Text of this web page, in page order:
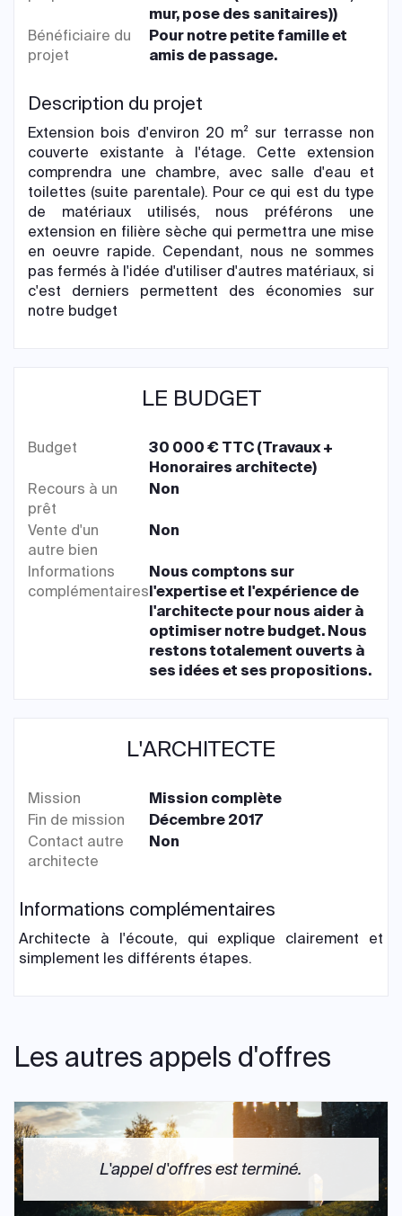
mur, pose des sanitaires))
Bénéficiaire du
projet
Pour notre petite famille et
amis de passage.
Description du projet
Extension bois d'environ 20 m² sur terrasse non
couverte existante à l'étage. Cette extension
comprendra une chambre, avec salle d'eau et
toilettes (suite parentale). Pour ce qui est du type
de matériaux utilisés, nous préférons une
extension en filière sèche qui permettra une mise
en oeuvre rapide. Cependant, nous ne sommes
pas fermés à l'idée d'utiliser d'autres matériaux, si
c'est derniers permettent des économies sur
notre budget
LE BUDGET
Budget
30 000 € TTC (Travaux +
Honoraires architecte)
Recours à un
prêt
Non
Vente d'un
autre bien
Non
Informations
complémentaires
Nous comptons sur
l'expertise et l'expérience de
l'architecte pour nous aider à
optimiser notre budget. Nous
restons totalement ouverts à
ses idées et ses propositions.
L'ARCHITECTE
Mission
Mission complète
Fin de mission
Décembre 2017
Contact autre
architecte
Non
Informations complémentaires
Architecte à l'écoute, qui explique clairement et
simplement les différents étapes.
Les autres appels d'offres
L'appel d'offres est terminé.